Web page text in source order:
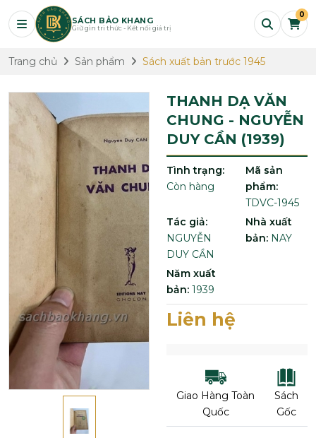
SÁCH BẢO KHANG
Giữ gìn tri thức - Kết nối giá trị
0
Trang chủ Sản phẩm Sách xuất bản trước 1945
THANH DẠ VĂN
CHUNG - NGUYỄN
DUY CẦN (1939)
Tình trạng:
Còn hàng
Mã sản
phẩm:
TDVC-1945
Tác giả:
NGUYỄN
DUY CẦN
Nhà xuất
bản: NAY
Năm xuất
bản: 1939
Liên hệ
Giao Hàng Toàn
Quốc
Sách
Gốc